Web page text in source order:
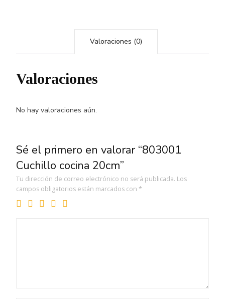
Valoraciones (0)
Valoraciones
No hay valoraciones aún.
Sé el primero en valorar “803001
Cuchillo cocina 20cm”
Tu dirección de correo electrónico no será publicada. Los
campos obligatorios están marcados con *